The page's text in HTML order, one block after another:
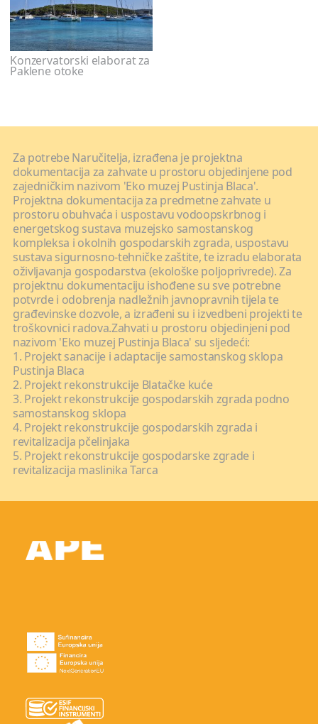
Konzervatorski elaborat za
Paklene otoke
Za potrebe Naručitelja, izrađena je projektna
dokumentacija za zahvate u prostoru objedinjene pod
zajedničkim nazivom 'Eko muzej Pustinja Blaca'.
Projektna dokumentacija za predmetne zahvate u
prostoru obuhvaća i uspostavu vodoopskrbnog i
energetskog sustava muzejsko samostanskog
kompleksa i okolnih gospodarskih zgrada, uspostavu
sustava sigurnosno-tehničke zaštite, te izradu elaborata
oživljavanja gospodarstva (ekološke poljoprivrede). Za
projektnu dokumentaciju ishođene su sve potrebne
potvrde i odobrenja nadležnih javnopravnih tijela te
građevinske dozvole, a izrađeni su i izvedbeni projekti te
troškovnici radova.Zahvati u prostoru objedinjeni pod
nazivom 'Eko muzej Pustinja Blaca' su sljedeći:
1. Projekt sanacije i adaptacije samostanskog sklopa
Pustinja Blaca
2. Projekt rekonstrukcije Blatačke kuće
3. Projekt rekonstrukcije gospodarskih zgrada podno
samostanskog sklopa
4. Projekt rekonstrukcije gospodarskih zgrada i
revitalizacija pčelinjaka
5. Projekt rekonstrukcije gospodarske zgrade i
revitalizacija maslinika Tarca